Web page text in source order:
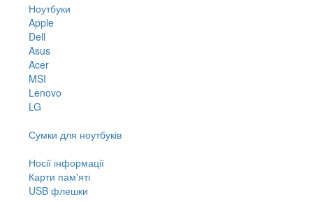
Ноутбуки
Apple
Dell
Asus
Acer
MSI
Lenovo
LG
Сумки для ноутбуків
Носії інформації
Карти пам'яті
USB флешки